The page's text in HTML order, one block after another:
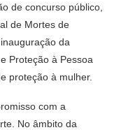
de concurso público,
de Mortes de
da
Proteção à Pessoa
proteção à mulher.
com a
No âmbito da